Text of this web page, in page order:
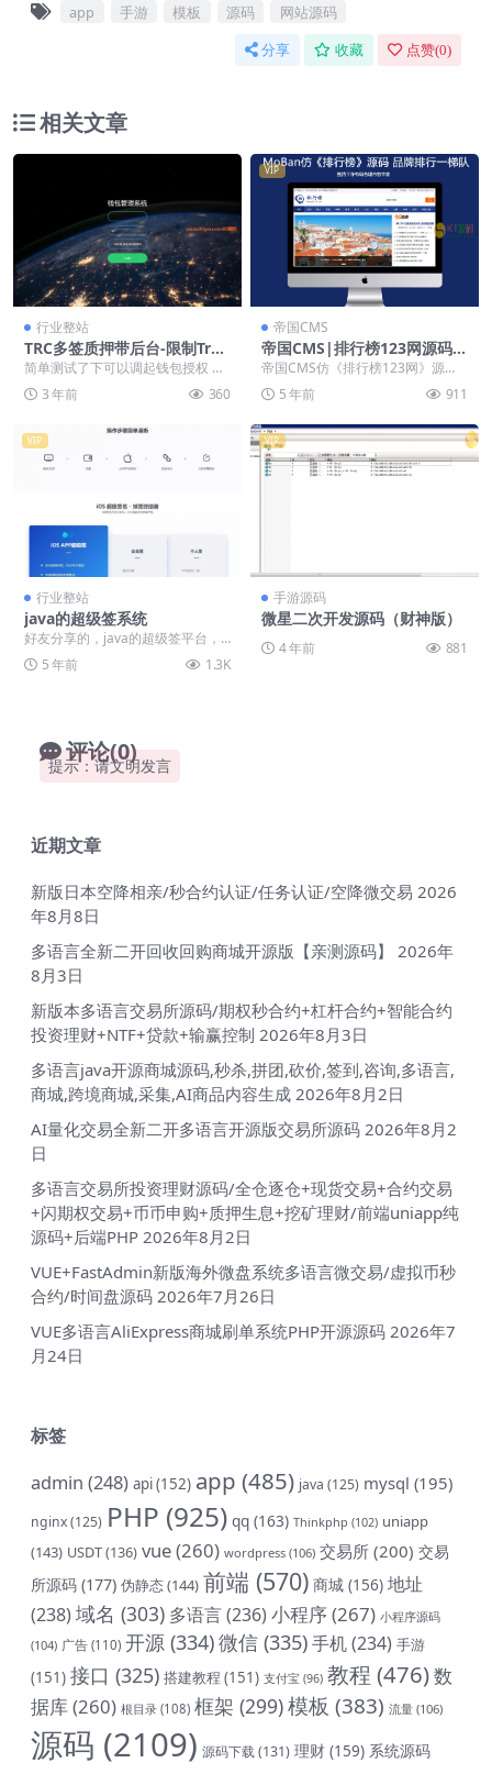
app 手游 模板 源码 网站源码
分享 收藏 点赞(0)
相关文章
行业整站
TRC多签质押带后台-限制Tron
Link钱包登录
简单测试了下可以调起钱包授权 其
他的不深入测试了 演示后台已删 会
员免费下载 朋...
3 年前 360
VIP
帝国CMS
帝国CMS|排行榜123网源码/
排行榜资讯网站模板源码下载
帝国CMS仿《排行榜123网》源
码，排行榜资讯类网站模板。精仿
的PHB123帝国...
5 年前 911
VIP
行业整站
java的超级签系统
好友分享的，java的超级签平台，
超级签系统不稀奇，但是java的还
是比较少的。...
5 年前 1.3K
VIP
手游源码
微星二次开发源码（财神版）
4 年前 881
评论(0)
提示：请文明发言
近期文章
新版日本空降相亲/秒合约认证/任务认证/空降微交易 2026
年8月8日
多语言全新二开回收回购商城开源版【亲测源码】
2026年
8月3日
新版本多语言交易所源码/期权秒合约+杠杆合约+智能合约
投资理财+NTF+贷款+输赢控制 2026年8月3日
多语言java开源商城源码,秒杀,拼团,砍价,签到,咨询,多语言,
商城,跨境商城,采集,AI商品内容生成 2026年8月2日
AI量化交易全新二开多语言开源版交易所源码 2026年8月2
日
多语言交易所投资理财源码/全仓逐仓+现货交易+合约交易
+闪期权交易+币币申购+质押生息+挖矿理财/前端uniapp纯
源码+后端PHP 2026年8月2日
VUE+FastAdmin新版海外微盘系统多语言微交易/虚拟币秒
合约/时间盘源码 2026年7月26日
VUE多语言AliExpress商城刷单系统PHP开源源码 2026年7
月24日
标签
admin (248) api(152) app (485) java (125) mysql (195)
nginx(125) PHP (925) qq (163) Thinkphp (102) uniapp
(143) USDT(136) vue(260) wordpress (106) 交易所 (200) 交易
所源码 (177) 伪静态(144) 前端 (570) 商城 (156) 地址
(238)域名 (303) 多语言(236) 小程序(267) 小程序源码
(104) 广告 (110) 开源 (334)微信 (335)手机(234) 手游
(151) 接口 (325) 搭建教程 (151) 支付宝 (96) 教程 (476)数
据库(260) 根目录 (108) 框架 (299)模板 (383) 流量 (106)
源码 (2109) 源码下载(131) 理财 (159) 系统源码